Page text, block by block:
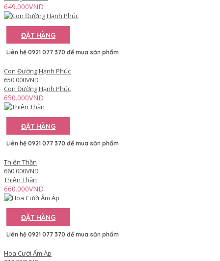
649.000VND
ĐẶT HÀNG
Liên hệ 0921 077 370 để mua sản phẩm
Con Đường Hạnh Phúc
650.000VND
Con Đường Hạnh Phúc
650.000VND
ĐẶT HÀNG
Liên hệ 0921 077 370 để mua sản phẩm
Thiên Thần
660.000VND
Thiên Thần
660.000VND
ĐẶT HÀNG
Liên hệ 0921 077 370 để mua sản phẩm
Hoa Cưới Ấm Áp